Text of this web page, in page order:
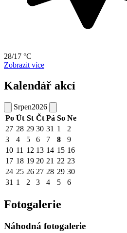
28/17 °C
Zobrazit více
Kalendář akcí
Srpen2026
Po Út St Čt Pá So Ne
27 28 29 30 31 1
2
3
4 5 6 7 8
9
10 11 12 13 14 15 16
17 18 19 20 21 22 23
24 25 26 27 28 29 30
31 1 2 3 4 5 6
Fotogalerie
Náhodná fotogalerie